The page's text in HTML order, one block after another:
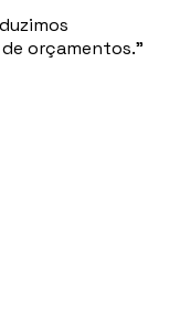
orçamentos.”